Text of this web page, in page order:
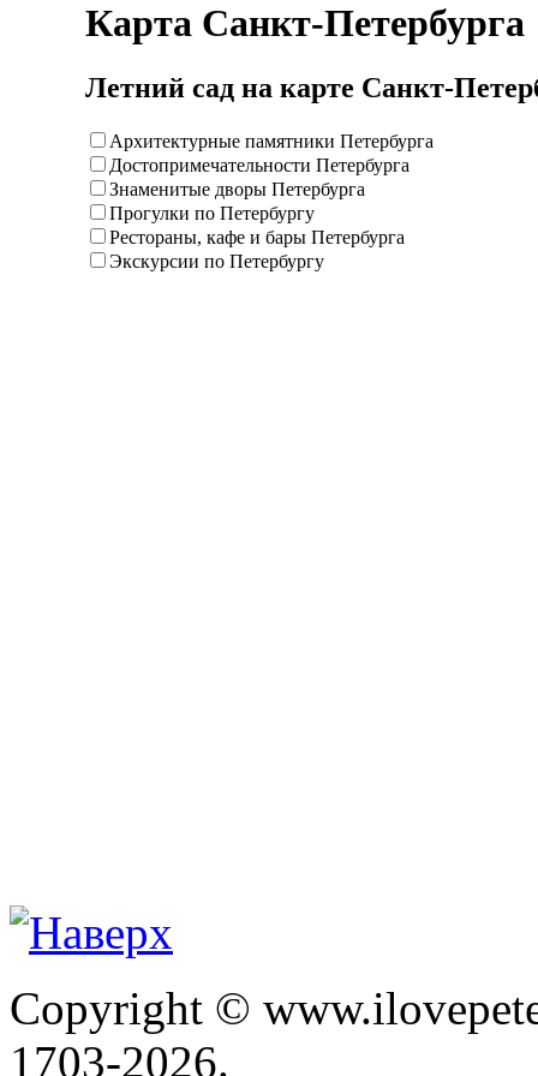
Карта Санкт-Петербурга
Летний сад на карте Санкт-
Архитектурные памятники Петербурга
Достопримечательности Петербурга
Знаменитые дворы Петербурга
Прогулки по Петербургу
Рестораны, кафе и бары Петербурга
Экскурсии по Петербургу
Copyright ©
1703-2026.